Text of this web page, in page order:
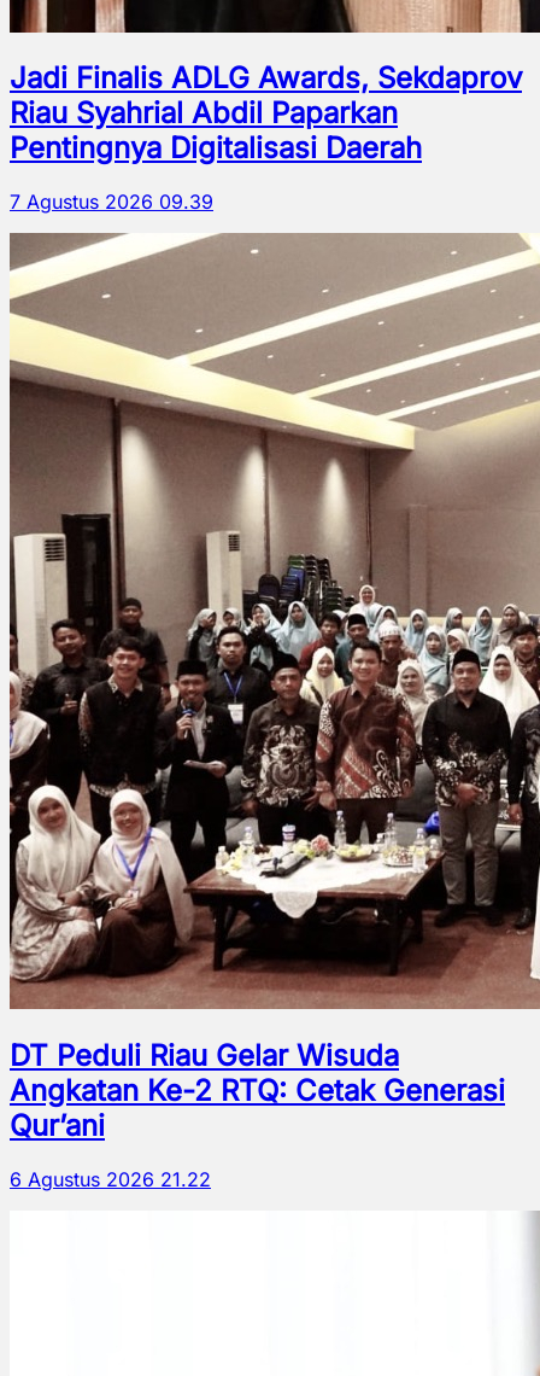
Jadi Finalis ADLG Awards, Sekdaprov
Riau Syahrial Abdil Paparkan
Pentingnya Digitalisasi Daerah
7 Agustus 2026 09.39
DT Peduli Riau Gelar Wisuda
Angkatan Ke-2 RTQ: Cetak Generasi
Qur’ani
6 Agustus 2026 21.22